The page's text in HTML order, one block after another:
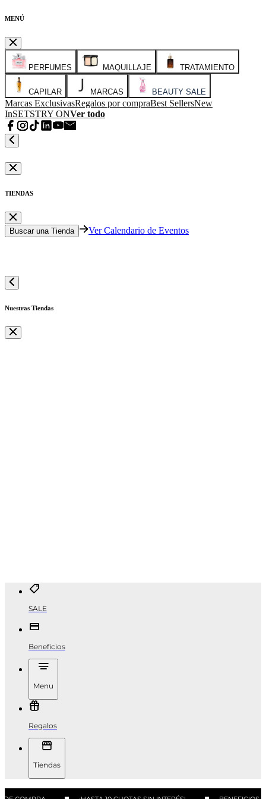
MENÚ
PERFUMES MAQUILLAJE TRATAMIENTO
CAPILAR MARCAS BEAUTY SALE
Marcas ExclusivasRegalos por compraBest SellersNew
InSETSTRY ONVer todo
TIENDAS
Buscar una Tienda Ver Calendario de Eventos
Nuestras Tiendas
SALE
Beneficios
Menu
Regalos
Tiendas